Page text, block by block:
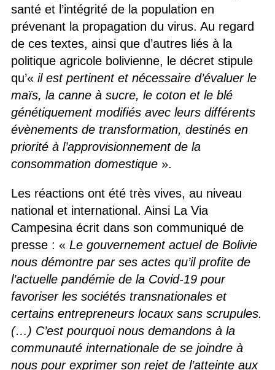
santé et l’intégrité de la population en
prévenant la propagation du virus. Au regard
de ces textes, ainsi que d’autres liés à la
politique agricole bolivienne, le décret stipule
qu’« il est pertinent et nécessaire d’évaluer le
maïs, la canne à sucre, le coton et le blé
génétiquement modifiés avec leurs différents
évènements de transformation, destinés en
priorité à l’approvisionnement de la
consommation domestique».
Les réactions ont été très vives, au niveau
national et international. Ainsi La Via
Campesina écrit dans son communiqué de
presse : « Le gouvernement actuel de Bolivie
nous démontre par ses actes qu’il profite de
l’actuelle pandémie de la Covid-19 pour
favoriser les sociétés transnationales et
certains entrepreneurs locaux sans scrupules.
(…) C’est pourquoi nous demandons à la
communauté internationale de se joindre à
nous pour exprimer son rejet de l’atteinte aux